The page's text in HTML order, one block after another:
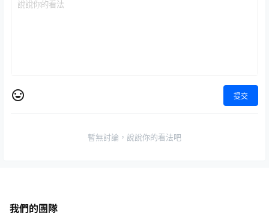
提交
暫無討論，說說你的看法吧
我們的團隊